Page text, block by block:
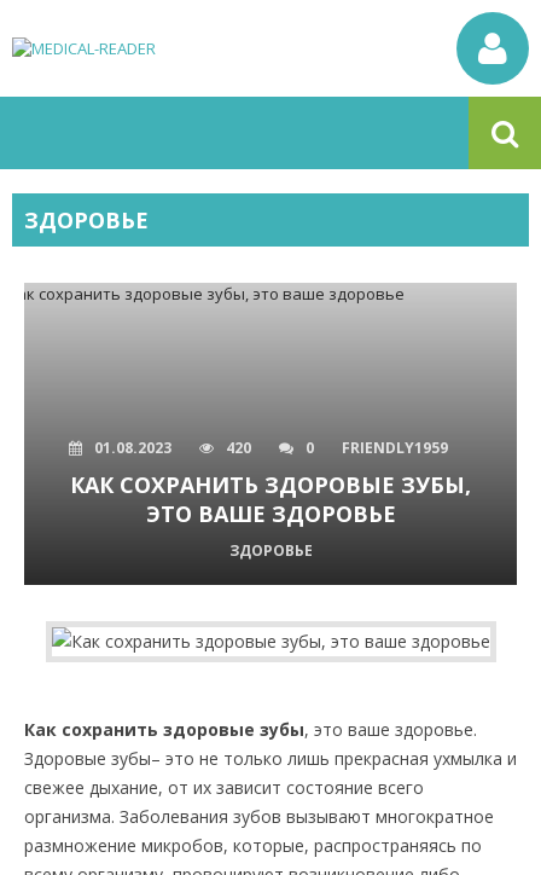
ЗДОРОВЬЕ
01.08.2023 420 0 FRIENDLY1959
КАК СОХРАНИТЬ ЗДОРОВЫЕ ЗУБЫ,
ЭТО ВАШЕ ЗДОРОВЬЕ
ЗДОРОВЬЕ
Как сохранить здоровые зубы, это ваше здоровье.
Здоровые зубы– это не только лишь прекрасная ухмылка и
свежее дыхание, от их зависит состояние всего
организма. Заболевания зубов вызывают многократное
размножение микробов, которые, распространяясь по